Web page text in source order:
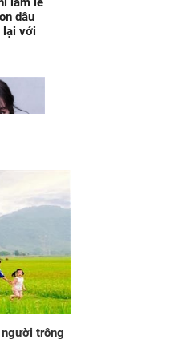
dâu
lại với
kể từ
3 con
dàng
tiền
không
quý
trông